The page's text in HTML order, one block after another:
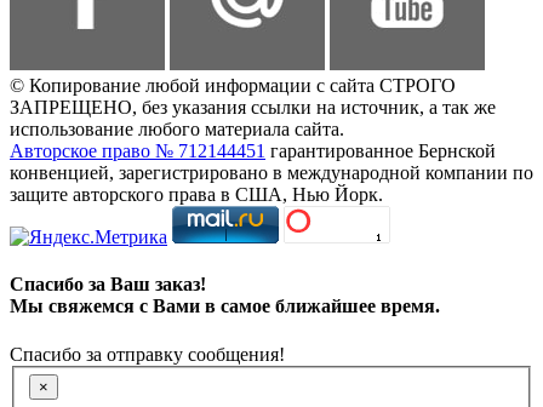
© Копирование любой информации с сайта СТРОГО
ЗАПРЕЩЕНО, без указания ссылки на источник, а так же
использование любого материала сайта.
Авторское право № 712144451 гарантированное Бернской
конвенцией, зарегистрировано в международной компании по
защите авторского права в США, Нью Йорк.
Спасибо за Ваш заказ!
Мы свяжемся с Вами в самое ближайшее время.
Спасибо за отправку сообщения!
×